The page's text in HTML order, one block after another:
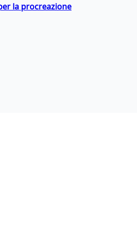
la procreazione